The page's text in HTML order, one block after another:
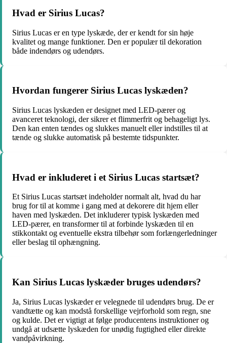
Hvad er Sirius Lucas?
Sirius Lucas er en type lyskæde, der er kendt for sin høje
kvalitet og mange funktioner. Den er populær til dekoration
både indendørs og udendørs.
Hvordan fungerer Sirius Lucas lyskæden?
Sirius Lucas lyskæden er designet med LED-pærer og
avanceret teknologi, der sikrer et flimmerfrit og behageligt lys.
Den kan enten tændes og slukkes manuelt eller indstilles til at
tænde og slukke automatisk på bestemte tidspunkter.
Hvad er inkluderet i et Sirius Lucas startsæt?
Et Sirius Lucas startsæt indeholder normalt alt, hvad du har
brug for til at komme i gang med at dekorere dit hjem eller
haven med lyskæden. Det inkluderer typisk lyskæden med
LED-pærer, en transformer til at forbinde lyskæden til en
stikkontakt og eventuelle ekstra tilbehør som forlængerledninger
eller beslag til ophængning.
Kan Sirius Lucas lyskæder bruges udendørs?
Ja, Sirius Lucas lyskæder er velegnede til udendørs brug. De er
vandtætte og kan modstå forskellige vejrforhold som regn, sne
og kulde. Det er vigtigt at følge producentens instruktioner og
undgå at udsætte lyskæden for unødig fugtighed eller direkte
vandpåvirkning.